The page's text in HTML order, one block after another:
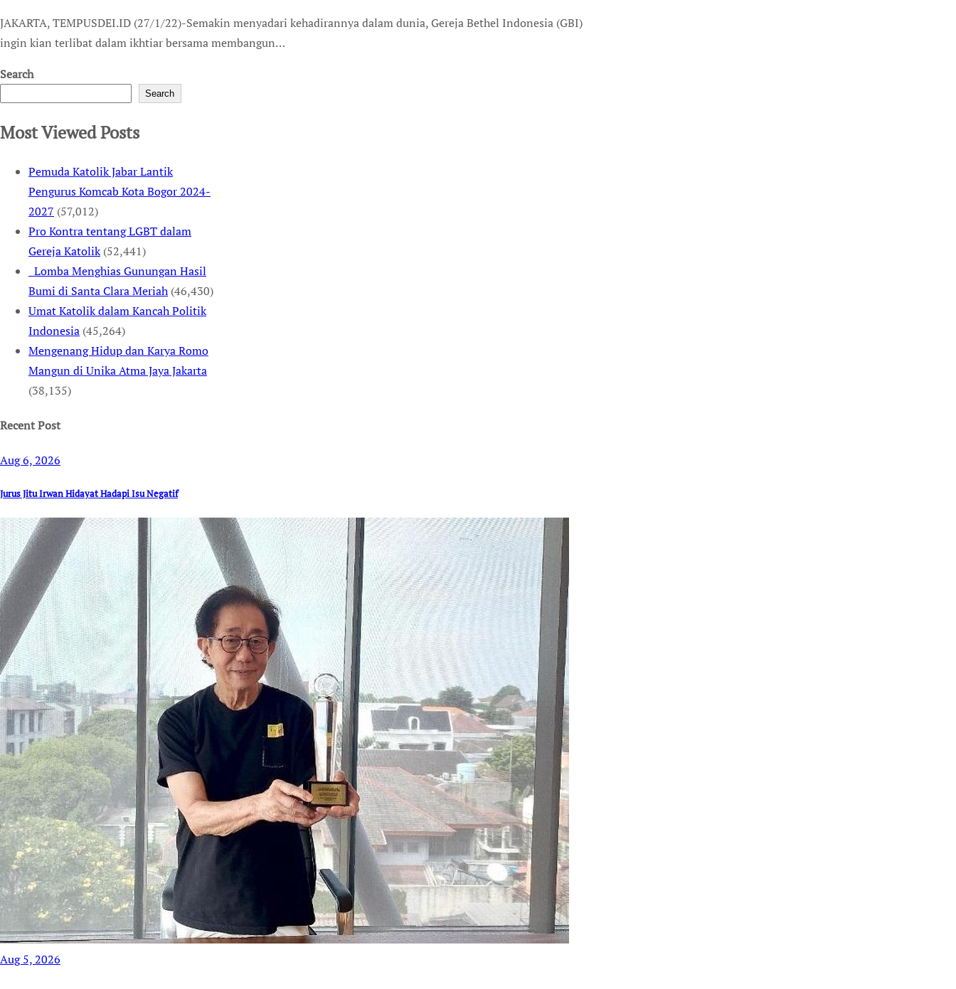
JAKARTA, TEMPUSDEI.ID (27/1/22)-Semakin menyadari kehadirannya dalam dunia, Gereja Bethel Indonesia (GBI)
ingin kian terlibat dalam ikhtiar bersama membangun…
Search
Search
Most Viewed Posts
Pemuda Katolik Jabar Lantik
Pengurus Komcab Kota Bogor 2024-
2027 (57,012)
Pro Kontra tentang LGBT dalam
Gereja Katolik (52,441)
Lomba Menghias Gunungan Hasil
Bumi di Santa Clara Meriah (46,430)
Umat Katolik dalam Kancah Politik
Indonesia (45,264)
Mengenang Hidup dan Karya Romo
Mangun di Unika Atma Jaya Jakarta
(38,135)
Recent Post
Aug 6, 2026
Jurus Jitu Irwan Hidayat Hadapi Isu Negatif
Aug 5, 2026